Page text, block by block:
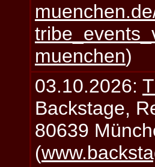
muenchen)
03.10.2026:
Backstage,
80639
(